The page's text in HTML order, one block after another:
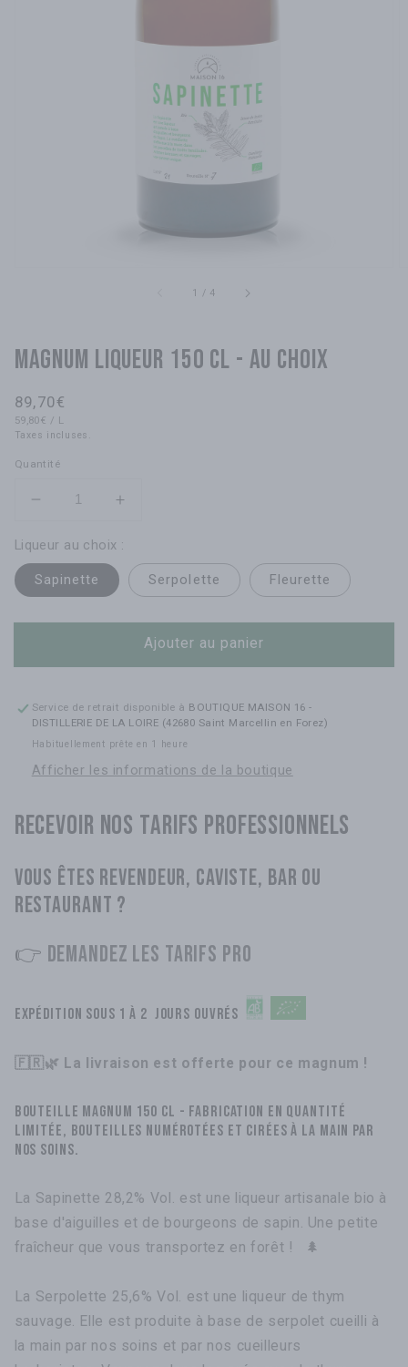
1 / sur
4
Magnum liqueur 150 cl - au choix
Prix
habituel
89,70€
PRIX
UNITAIRE
59,80€ / PAR
L
Taxes incluses.
Quantité
Réduire
quantité
de
Magnum
150
-
choix
Augmenter
quantité
Magnum
150
-
choix
Liqueur au choix :
Sapinette Serpolette Fleurette
Ajouter au panier
Service de retrait disponible à BOUTIQUE MAISON 16 -
DISTILLERIE DE LA LOIRE (42680 Saint Marcellin en Forez)
Habituellement prête en 1 heure
Afficher les informations de la boutique
RECEVOIR NOS TARIFS PROFESSIONNELS
VOUS ÊTES REVENDEUR, CAVISTE, BAR OU
RESTAURANT ?
👉 DEMANDEZ LES TARIFS PRO
Expédition sous 1 à 2 jours ouvrés
🇫🇷🌿 La livraison est offerte pour ce magnum !
Bouteille Magnum 150 cl - Fabrication en quantité
limitée, bouteilles numérotées et cirées à la main par
nos soins.
La Sapinette 28,2% Vol. est une liqueur artisanale bio à
base d'aiguilles et de bourgeons de sapin. Une petite
fraîcheur que vous transportez en forêt !
🌲
La Serpolette 25,6% Vol. est une liqueur de thym
sauvage. Elle est produite à base de serpolet cueilli à
la main par nos soins et par nos cueilleurs